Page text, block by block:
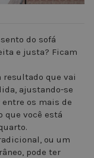
do sofá
e justa? Ficam
resultado que vai
ajustando-se
entre os mais de
que você está
ou um
pode ter